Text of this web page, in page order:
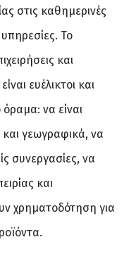
στις καθημερινές
Το
και
ευέλικτοι και
να είναι
γεωγραφικά, να
συνεργασίες, να
και
χρηματοδότηση για